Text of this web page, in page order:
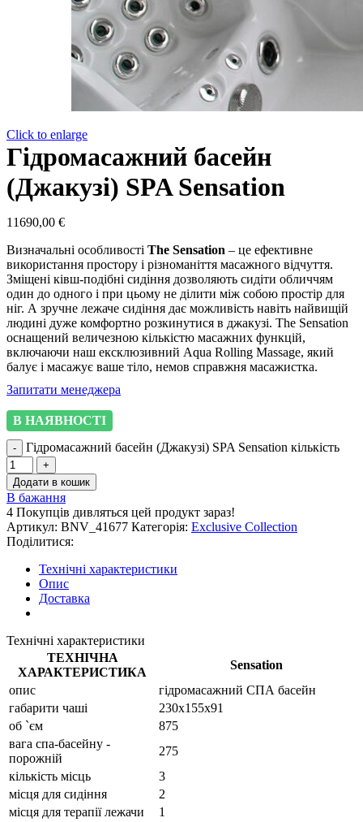
Click to enlarge
Гідромасажний басейн
(Джакузі) SPA Sensation
11690,00 €
Визначальні особливості The Sensation – це ефективне
використання простору і різноманіття масажного відчуття.
Зміщені ківш-подібні сидіння дозволяють сидіти обличчям
один до одного і при цьому не ділити між собою простір для
ніг. А зручне лежаче сидіння дає можливість навіть найвищій
людині дуже комфортно розкинутися в джакузі. The Sensation
оснащений величезною кількістю масажних функцій,
включаючи наш ексклюзивний Aqua Rolling Massage, який
балує і масажує ваше тіло, немов справжня масажистка.
Запитати менеджера
В НАЯВНОСТІ
Гідромасажний басейн (Джакузі) SPA Sensation кількість
Додати в кошик
В бажання
4 Покупців дивляться цей продукт зараз!
Артикул: BNV_41677 Категорія: Exclusive Collection
Поділитися:
Технічні характеристики
Опис
Доставка
Технічні характеристики
ТЕХНІЧНА
ХАРАКТЕРИСТИКА
Sensation
опис
гідромасажний СПА басейн
габарити чаші
230х155х91
об `єм
875
вага спа-басейну -
порожній
275
кількість місць
3
місця для сидіння
2
місця для терапії лежачи
1